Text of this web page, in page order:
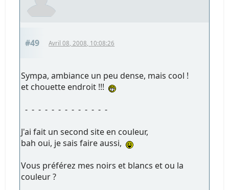
#49 Avril 08, 2008, 10:08:26
Sympa, ambiance un peu dense, mais cool !
et chouette endroit !!!
- - - - - - - - - - - - -
J'ai fait un second site en couleur,
bah oui, je sais faire aussi,
Vous préférez mes noirs et blancs et ou la
couleur ?